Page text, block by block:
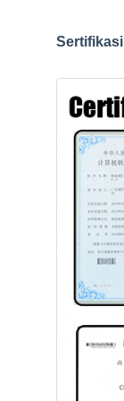
Sertifikasi